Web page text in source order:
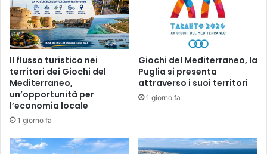
Il flusso turistico nei
territori dei Giochi del
Mediterraneo,
un’opportunità per
l’economia locale
1 giorno fa
Giochi del Mediterraneo, la
Puglia si presenta
attraverso i suoi territori
1 giorno fa